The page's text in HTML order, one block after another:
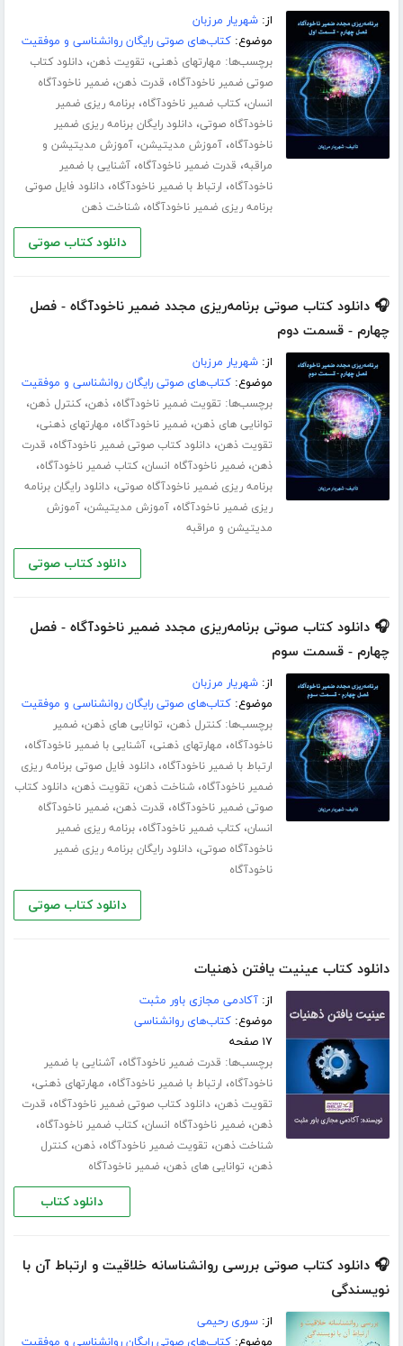
از:شهریار مرزبان
موضوع:کتاب‌های صوتی رایگان روانشناسی و موفقیت
برچسب‌ها: مهارت­های ذهنی، تقویت ذهن،دانلود کتاب
صوتی ضمیر ناخودآگاه، قدرت ذهن،ضمیر ناخودآگاه
انسان،کتاب ضمیر ناخودآگاه،برنامه ریزی ضمیر
ناخودآگاه صوتی،دانلود رایگان برنامه ریزی ضمیر
ناخودآگاه،آموزش مدیتیشن،آموزش مدیتیشن و
مراقبه، قدرت ضمیر ناخودآگاه،آشنایی با ضمیر
ناخودآگاه، ارتباط با ضمیر ناخودآگاه،دانلود فایل صوتی
برنامه ریزی ضمیر ناخودآگاه،شناخت ذهن
دانلود کتاب صوتی
🎧 دانلود کتاب صوتی برنامه‌ریزی مجدد ضمیر ناخودآگاه - فصل
چهارم - قسمت دوم
از:شهریار مرزبان
موضوع:کتاب‌های صوتی رایگان روانشناسی و موفقیت
برچسب‌ها: تقویت ضمیر ناخودآگاه،ذهن،کنترل ذهن،
توانایی های ذهن،ضمیر ناخودآگاه، مهارت­های ذهنی،
تقویت ذهن،دانلود کتاب صوتی ضمیر ناخودآگاه، قدرت
ذهن،ضمیر ناخودآگاه انسان،کتاب ضمیر ناخودآگاه،
برنامه ریزی ضمیر ناخودآگاه صوتی،دانلود رایگان برنامه
ریزی ضمیر ناخودآگاه،آموزش مدیتیشن،آموزش
مدیتیشن و مراقبه
دانلود کتاب صوتی
🎧 دانلود کتاب صوتی برنامه‌ریزی مجدد ضمیر ناخودآگاه - فصل
چهارم - قسمت سوم
از:شهریار مرزبان
موضوع:کتاب‌های صوتی رایگان روانشناسی و موفقیت
برچسب‌ها:کنترل ذهن، توانایی های ذهن،ضمیر
ناخودآگاه، مهارت­های ذهنی،آشنایی با ضمیر ناخودآگاه،
ارتباط با ضمیر ناخودآگاه،دانلود فایل صوتی برنامه ریزی
ضمیر ناخودآگاه،شناخت ذهن، تقویت ذهن،دانلود کتاب
صوتی ضمیر ناخودآگاه، قدرت ذهن،ضمیر ناخودآگاه
انسان،کتاب ضمیر ناخودآگاه،برنامه ریزی ضمیر
ناخودآگاه صوتی،دانلود رایگان برنامه ریزی ضمیر
ناخودآگاه
دانلود کتاب صوتی
دانلود کتاب عینیت یافتن ذهنیات
از:آکادمی مجازی باور مثبت
موضوع:کتاب‌های روانشناسی
۱۷ صفحه
برچسب‌ها: قدرت ضمیر ناخودآگاه،آشنایی با ضمیر
ناخودآگاه، ارتباط با ضمیر ناخودآگاه، مهارت­های ذهنی،
تقویت ذهن،دانلود کتاب صوتی ضمیر ناخودآگاه، قدرت
ذهن،ضمیر ناخودآگاه انسان،کتاب ضمیر ناخودآگاه،
شناخت ذهن، تقویت ضمیر ناخودآگاه،ذهن،کنترل
ذهن، توانایی های ذهن،ضمیر ناخودآگاه
دانلود کتاب
🎧 دانلود کتاب صوتی بررسی روانشناسانه خلاقیت و ارتباط آن با
نویسندگی
از:سوری رحیمی
موضوع:کتاب‌های صوتی رایگان روانشناسی و موفقیت